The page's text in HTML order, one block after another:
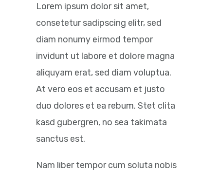
Lorem ipsum dolor sit amet,
consetetur sadipscing elitr, sed
diam nonumy eirmod tempor
invidunt ut labore et dolore magna
aliquyam erat, sed diam voluptua.
At vero eos et accusam et justo
duo dolores et ea rebum. Stet clita
kasd gubergren, no sea takimata
sanctus est.
Nam liber tempor cum soluta nobis